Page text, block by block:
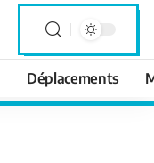
Déplacements